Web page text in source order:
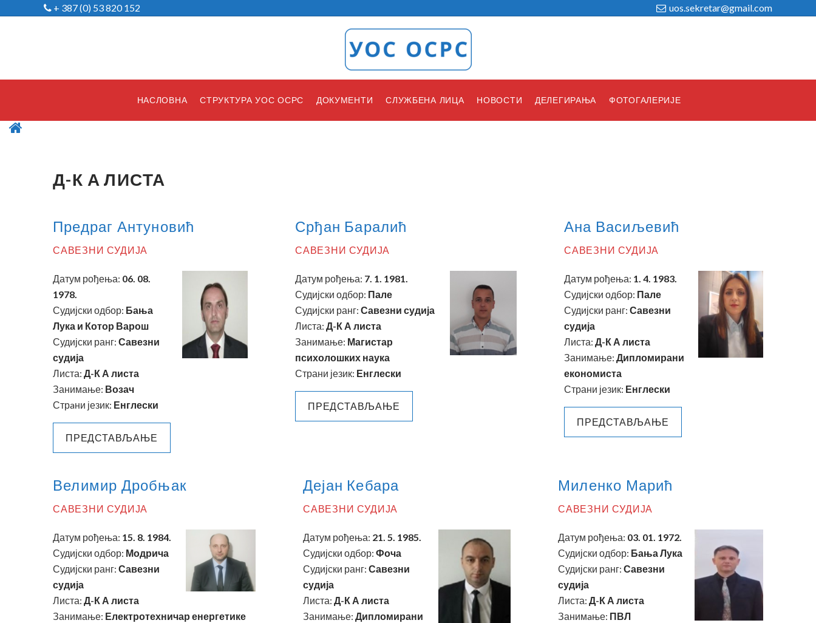
+ 387 (0) 53 820 152 uos.sekretar@gmail.com
НАСЛОВНА СТРУКТУРА УОС ОСРС ДОКУМЕНТИ СЛУЖБЕНА ЛИЦА НОВОСТИ ДЕЛЕГИРАЊА ФОТОГАЛЕРИЈЕ
Д-К А ЛИСТА
Предраг Антуновић
САВЕЗНИ СУДИЈА
Датум рођења: 06. 08.
1978.
Судијски одбор: Бања
Лука и Котор Варош
Судијски ранг: Савезни
судија
Листа: Д-К А листа
Занимање: Возач
Стрaни језик: Енглески
ПРЕДСТАВЉАЊЕ
Срђан Баралић
САВЕЗНИ СУДИЈА
Датум рођења: 7. 1. 1981.
Судијски одбор: Пале
Судијски ранг: Савезни судија
Листа: Д-К А листа
Занимање: Магистар
психолошких наука
Страни језик: Енглески
ПРЕДСТАВЉАЊЕ
Ана Васиљевић
СAВЕЗНИ СУДИЈA
Датум рођења: 1. 4. 1983.
Судијски одбор: Пале
Судијски ранг:Савезни
судија
Листа: Д-К А листа
Занимање:Дипломирани
економиста
Страни језик: Енглески
ПРЕДСТАВЉАЊЕ
Велимир Дробњак
САВЕЗНИ СУДИЈА
Датум рођења: 15. 8. 1984.
Судијски одбор: Модрича
Судијски ранг: Савезни
судија
Листа: Д-К А листа
Занимање: Електротехничар енергетике
Дејан Кебара
САВЕЗНИ СУДИЈА
Датум рођења: 21. 5. 1985.
Судијски одбор: Фоча
Судијски ранг: Савезни
судија
Листа: Д-К А листа
Занимање: Дипломирани
Миленко Марић
САВЕЗНИ СУДИЈА
Датум рођења: 03. 01. 1972.
Судијски одбор: Бања Лука
Судијски ранг: Савезни
судија
Листа: Д-К А листа
Занимaње: ПВЛ